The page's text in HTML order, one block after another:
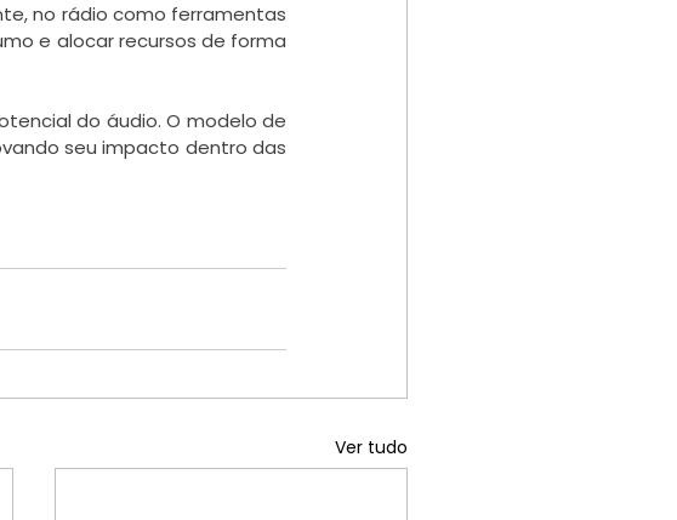
no rádio como ferramentas
e alocar recursos de forma
do áudio. O modelo de
seu impacto dentro das
Ver tudo